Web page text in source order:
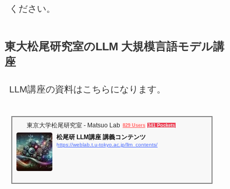
ください。
東大松尾研究室のLLM 大規模言語モデル講
座
LLM講座の資料はこちらになります。
東京大学松尾研究室 - Matsuo Lab 829 Users 341 Pockets
松尾研 LLM講座 講義コンテンツ
https://weblab.t.u-tokyo.ac.jp/llm_contents/